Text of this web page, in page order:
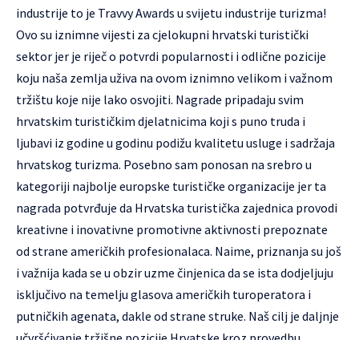
industrije to je Travvy Awards u svijetu industrije turizma!
Ovo su iznimne vijesti za cjelokupni hrvatski turistički
sektor jer je riječ o potvrdi popularnosti i odlične pozicije
koju naša zemlja uživa na ovom iznimno velikom i važnom
tržištu koje nije lako osvojiti. Nagrade pripadaju svim
hrvatskim turističkim djelatnicima koji s puno truda i
ljubavi iz godine u godinu podižu kvalitetu usluge i sadržaja
hrvatskog turizma. Posebno sam ponosan na srebro u
kategoriji najbolje europske turističke organizacije jer ta
nagrada potvrđuje da Hrvatska turistička zajednica provodi
kreativne i inovativne promotivne aktivnosti prepoznate
od strane američkih profesionalaca. Naime, priznanja su još
i važnija kada se u obzir uzme činjenica da se ista dodjeljuju
isključivo na temelju glasova američkih turoperatora i
putničkih agenata, dakle od strane struke. Naš cilj je daljnje